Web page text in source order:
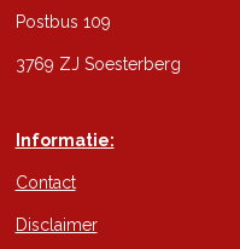
Postbus 109
3769 ZJ Soesterberg
Informatie:
Contact
Disclaimer